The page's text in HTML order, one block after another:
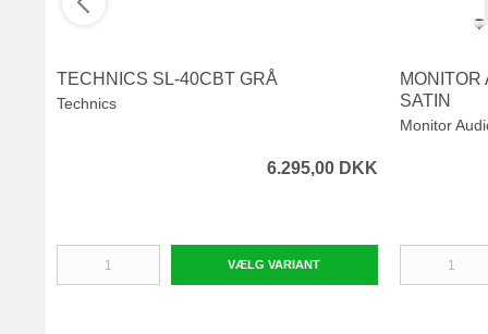
TECHNICS SL-40CBT GRÅ
Technics
6.295,00 DKK
VÆLG VARIANT
MONITOR
SATIN
Monitor